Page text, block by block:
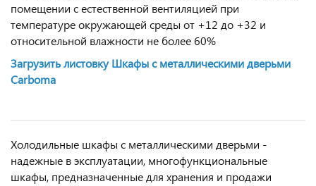
помещении с естественной вентиляцией при
температуре окружающей среды от +12 до +32 и
относительной влажности не более 60%
Загрузить листовку Шкафы с металлическими дверьми
Carboma
Холодильные шкафы с металлическими дверьми -
надежные в эксплуатации, многофункциональные
шкафы, предназначенные для хранения и продажи